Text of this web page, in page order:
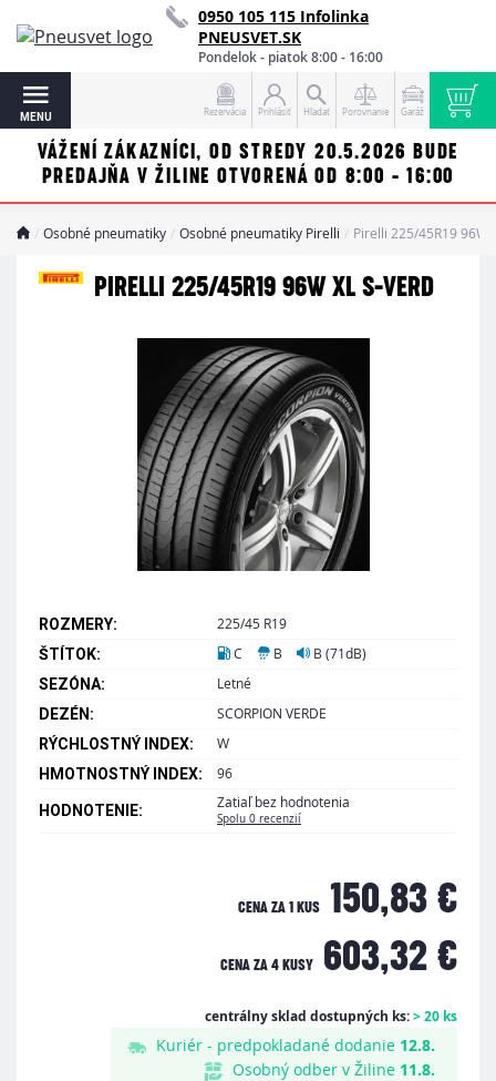
0950 105 115 Infolinka
PNEUSVET.SK
Pondelok - piatok 8:00 - 16:00
MENU Rezervácia Prihlásiť Hľadať Porovnanie Garáž
VÁŽENÍ ZÁKAZNÍCI, OD STREDY 20.5.2026 BUDE
PREDAJŇA V ŽILINE OTVORENÁ OD 8:00 - 16:00
Osobné pneumatiky Osobné pneumatiky Pirelli Pirelli 225/45R19 96W
PIRELLI 225/45R19 96W XL S-VERD
ROZMERY: 225/45 R19
ŠTÍTOK: C B B (71dB)
SEZÓNA: Letné
DEZÉN: SCORPION VERDE
RÝCHLOSTNÝ INDEX: W
HMOTNOSTNÝ INDEX: 96
HODNOTENIE: Zatiaľ bez hodnotenia
Spolu 0 recenzií
CENA ZA 1 KUS 150,83 €
CENA ZA 4 KUSY 603,32 €
centrálny sklad dostupných ks:> 20 ks
Kuriér - predpokladané dodanie 12.8.
Osobný odber v Žiline 11.8.